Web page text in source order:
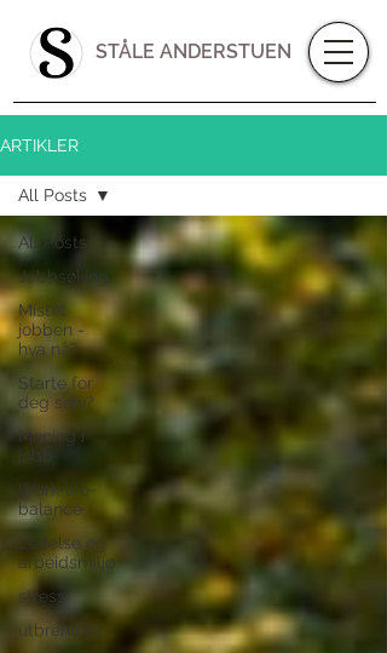
STÅLE ANDERSTUEN
ARTIKLER
All Posts
Jobbsøking
Mistet
jobben -
hva nå?
Starte for
deg selv?
Mening i
jobb
Work-life-
balance
Ledelse og
arbeidsmiljø
stress
utbrenthet
All Posts